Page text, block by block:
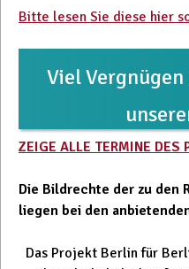
Bitte lesen Sie diese hier
Viel
ZEIGE ALLE TERMINE DES
Die Bildrechte der zu den
liegen bei den
Das Projekt Berlin für